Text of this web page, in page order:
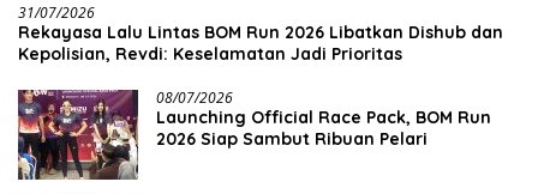
31/07/2026
Rekayasa Lalu Lintas BOM Run 2026 Libatkan Dishub dan
Kepolisian, Revdi: Keselamatan Jadi Prioritas
08/07/2026
Launching Official Race Pack, BOM Run
2026 Siap Sambut Ribuan Pelari